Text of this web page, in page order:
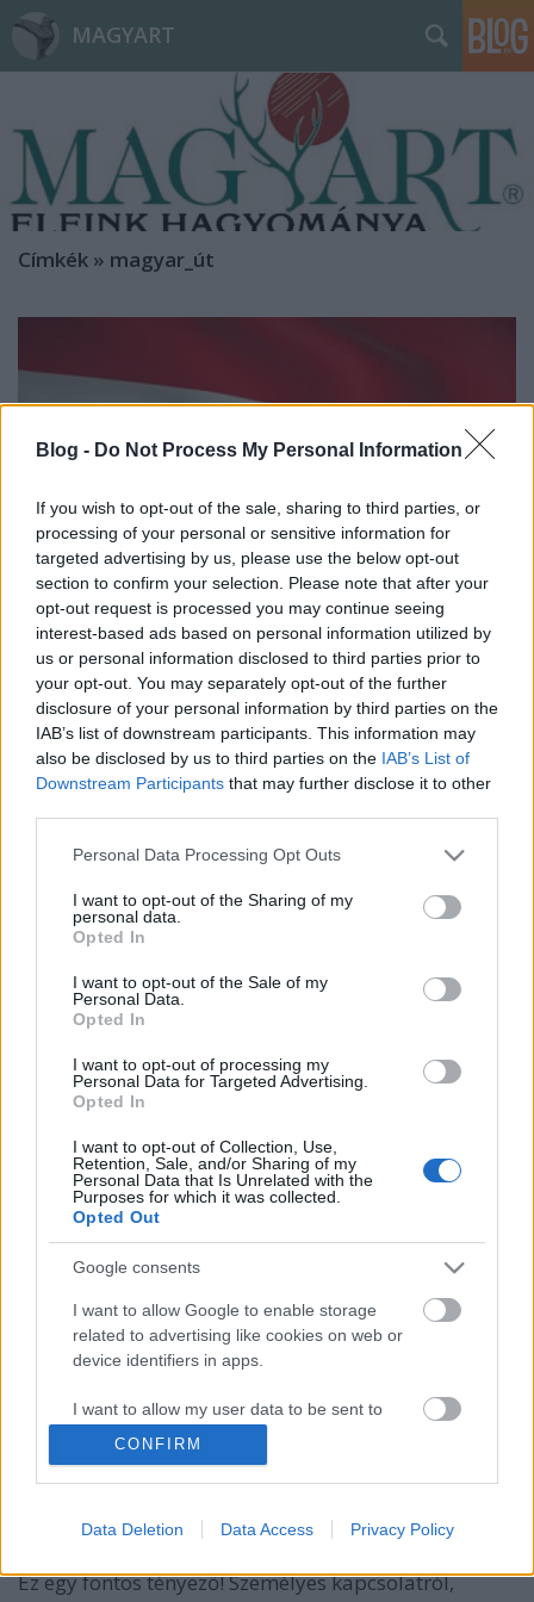
Blog - Do Not Process My Personal Information
If you wish to opt-out of the sale, sharing to third parties, or
processing of your personal or sensitive information for
targeted advertising by us, please use the below opt-out
section to confirm your selection. Please note that after your
opt-out request is processed you may continue seeing
interest-based ads based on personal information utilized by
us or personal information disclosed to third parties prior to
your opt-out. You may separately opt-out of the further
disclosure of your personal information by third parties on the
IAB’s list of downstream participants. This information may
also be disclosed by us to third parties on the IAB’s List of
Downstream Participants that may further disclose it to other
Please note that this website/app uses one or more Google
not limited to your visit or usage behaviour. You may click to
grant or deny consent to Google and its third-party tags to
use your data for below specified purposes in below Google
consent section.
Personal Data Processing Opt Outs
I want to opt-out of the Sharing of my
personal data.
Opted In
I want to opt-out of the Sale of my
Personal Data.
Opted In
I want to opt-out of processing my
Personal Data for Targeted Advertising.
Opted In
I want to opt-out of Collection, Use,
Retention, Sale, and/or Sharing of my
Personal Data that Is Unrelated with the
Purposes for which it was collected.
Opted Out
Google consents
I want to allow Google to enable storage
related to advertising like cookies on web or
device identifiers in apps.
I want to allow my user data to be sent to
Google for online advertising purposes.
I want to allow Google to send me
related to analytics like cookies on web or
CONFIRM
Data Deletion Data Access Privacy Policy
MAGYART
Címkék » magyar_út
Kettő a magyar!
Lélekszerelő, MAGYART • 2026. június 11.
Furcsa helyzet állt elő, de nem először a magyarság
életében. Fel, felmerül, hogy ki mennyire magyar. Ki
és van rá sok válasz is. Az egyik legnépszerűbb
meghatározás az az, hogy nem elég magyarnak
születni és magyarul beszélni, hanem magyarrá…
Emberi kapcsolatok? Kölcsönös
tisztelet? Vagy inkább egyoldalú?
Lélekszerelő, MAGYART• 2025. április 29.
Egy saját tapasztalatot fogok most megírni, amely
Mindenkinek vannak barátai, AKIKET SZEMÉLYSEN
Ez egy fontos tényező! Személyes kapcsolatról,